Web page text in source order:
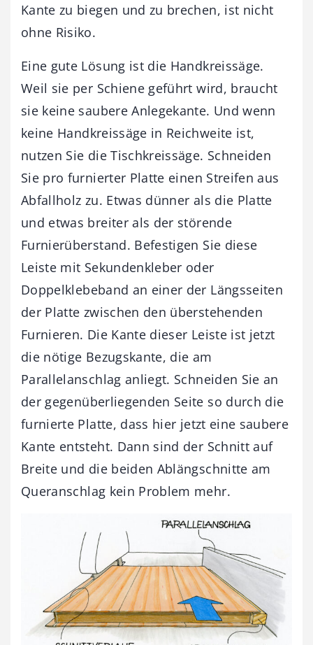
Kante zu biegen und zu brechen, ist nicht
ohne Risiko.
Eine gute Lösung ist die Handkreissäge.
Weil sie per Schiene geführt wird, braucht
sie keine saubere Anlegekante. Und wenn
keine Handkreissäge in Reichweite ist,
nutzen Sie die Tischkreissäge. Schneiden
Sie pro furnierter Platte einen Streifen aus
Abfallholz zu. Etwas dünner als die Platte
und etwas breiter als der störende
Furnierüberstand. Befestigen Sie diese
Leiste mit Sekundenkleber oder
Doppelklebeband an einer der Längsseiten
der Platte zwischen den überstehenden
Furnieren. Die Kante dieser Leiste ist jetzt
die nötige Bezugskante, die am
Parallelanschlag anliegt. Schneiden Sie an
der gegenüberliegenden Seite so durch die
furnierte Platte, dass hier jetzt eine saubere
Kante entsteht. Dann sind der Schnitt auf
Breite und die beiden Ablängschnitte am
Queranschlag kein Problem mehr.